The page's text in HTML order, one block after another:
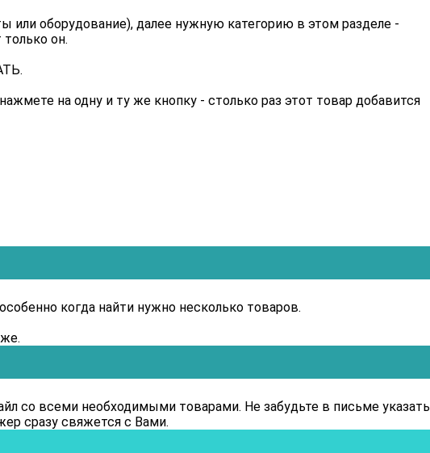
или оборудование), далее нужную категорию в этом разделе -
он.
на одну и ту же кнопку - столько раз этот товар добавится
когда найти нужно несколько товаров.
со всеми необходимыми товарами. Не забудьте в письме указать
сразу свяжется с Вами.